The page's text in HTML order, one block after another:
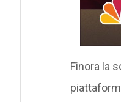
Finora la